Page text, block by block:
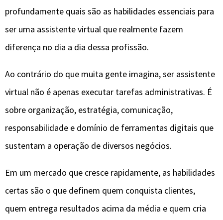
profundamente quais são as habilidades essenciais para
ser uma assistente virtual que realmente fazem
diferença no dia a dia dessa profissão.
Ao contrário do que muita gente imagina, ser assistente
virtual não é apenas executar tarefas administrativas. É
sobre organização, estratégia, comunicação,
responsabilidade e domínio de ferramentas digitais que
sustentam a operação de diversos negócios.
Em um mercado que cresce rapidamente, as habilidades
certas são o que definem quem conquista clientes,
quem entrega resultados acima da média e quem cria